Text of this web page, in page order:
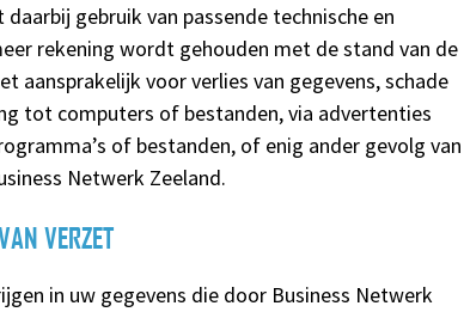
gebruik van passende technische en
rekening wordt gehouden met de stand van de
aansprakelijk voor verlies van gegevens, schade
tot computers of bestanden, via advertenties
of bestanden, of enig ander gevolg van
Netwerk Zeeland.
VERZET
in uw gegevens die door Business Netwerk